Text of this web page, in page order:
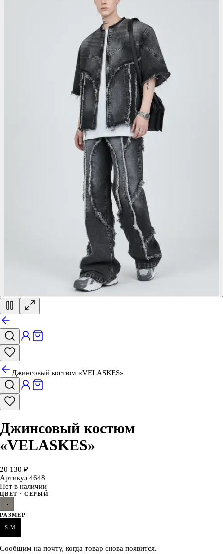
Джинсовый костюм «VELASKES»
Джинсовый костюм
«VELASKES»
20 130 ₽
Артикул 4648
Нет в наличии
ЦВЕТ · СЕРЫЙ
РАЗМЕР
S-M
Сообщим на почту, когда товар снова появится.